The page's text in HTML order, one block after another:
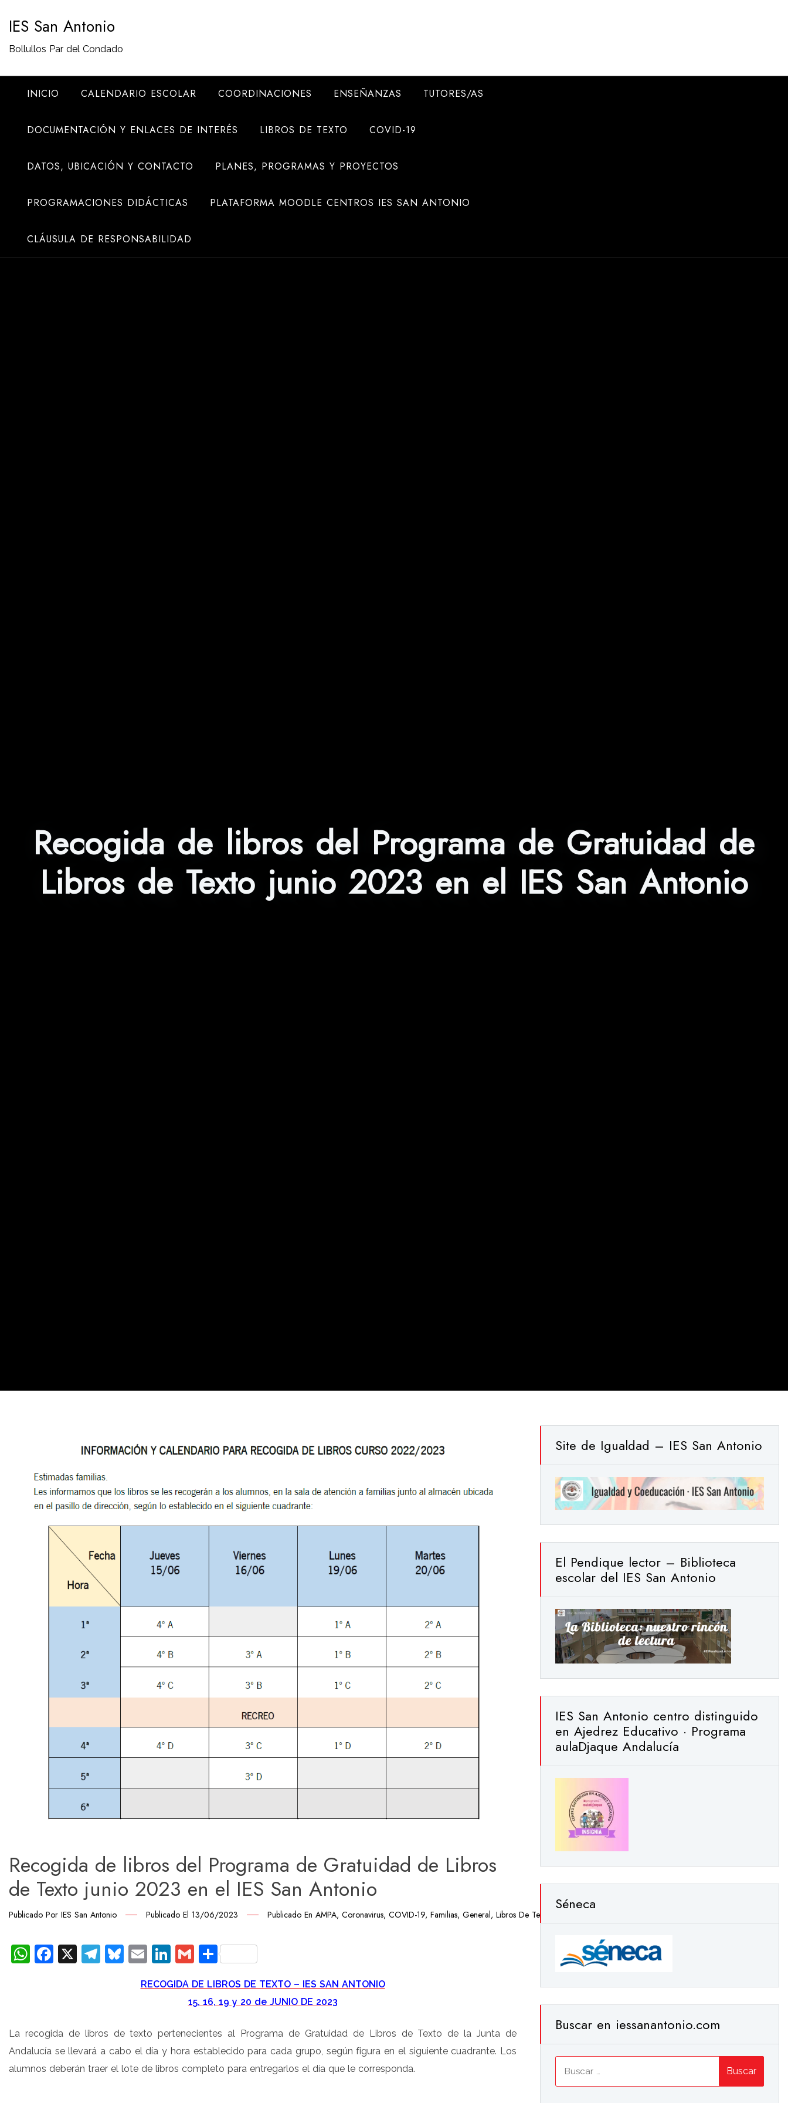
contenido
IES San Antonio
Bollullos Par del Condado
INICIO CALENDARIO ESCOLAR COORDINACIONES ENSEÑANZAS TUTORES/AS
DOCUMENTACIÓN Y ENLACES DE INTERÉS LIBROS DE TEXTO COVID-19
DATOS, UBICACIÓN Y CONTACTO PLANES, PROGRAMAS Y PROYECTOS
PROGRAMACIONES DIDÁCTICAS PLATAFORMA MOODLE CENTROS IES SAN ANTONIO
CLÁUSULA DE RESPONSABILIDAD
Recogida de libros del Programa de Gratuidad de
Libros de Texto junio 2023 en el IES San Antonio
Recogida de libros del Programa de Gratuidad de Libros
de Texto junio 2023 en el IES San Antonio
Publicado Por IES San Antonio Publicado El 13/06/2023 Publicado En AMPA, Coronavirus, COVID-19, Familias, General, Libros De Texto
WhatsApp
Facebook
X Telegram
Bluesky
EmailLinkedIn
GmailCompartir
RECOGIDA DE LIBROS DE TEXTO – IES SAN ANTONIO
15, 16, 19 y 20 de JUNIO DE 2023
La recogida de libros de texto pertenecientes al Programa de Gratuidad de Libros de Texto de la Junta de
Andalucía se llevará a cabo el día y hora establecido para cada grupo, según figura en el siguiente cuadrante. Los
alumnos deberán traer el lote de libros completo para entregarlos el día que le corresponda.
Site de Igualdad – IES San Antonio
El Pendique lector – Biblioteca
escolar del IES San Antonio
IES San Antonio centro distinguido
en Ajedrez Educativo · Programa
aulaDjaque Andalucía
Séneca
Buscar en iessanantonio.com